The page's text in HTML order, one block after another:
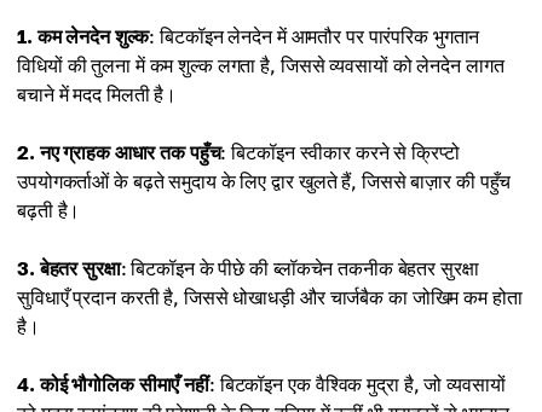
1. कम लेनदेन शुल्क: बिटकॉइन लेनदेन में आमतौर पर पारंपरिक भुगतान
विधियों की तुलना में कम शुल्क लगता है, जिससे व्यवसायों को लेनदेन लागत
बचाने में मदद मिलती है।
2. नए ग्राहक आधार तक पहुँच: बिटकॉइन स्वीकार करने से क्रिप्टो
उपयोगकर्ताओं के बढ़ते समुदाय के लिए द्वार खुलते हैं, जिससे बाज़ार की पहुँच
बढ़ती है।
3. बेहतर सुरक्षा: बिटकॉइन के पीछे की ब्लॉकचेन तकनीक बेहतर सुरक्षा
सुविधाएँ प्रदान करती है, जिससे धोखाधड़ी और चार्जबैक का जोखिम कम होता
है।
4. कोई भौगोलिक सीमाएँ नहीं: बिटकॉइन एक वैश्विक मुद्रा है, जो व्यवसायों